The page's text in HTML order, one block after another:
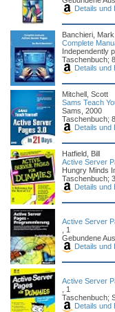
Details und
Banchieri, Mark
Complete
Independently
Taschenbuch;
Details und
Mitchell, Scott
Sams Teach
Sams, 2000
Taschenbuch;
Details und
Hatfield, Bill
Active Server
Hungry Minds
Taschenbuch;
Details und
Active Server
, 1
Gebundene
Details und
Active Server
, 1
Taschenbuch;
Details und